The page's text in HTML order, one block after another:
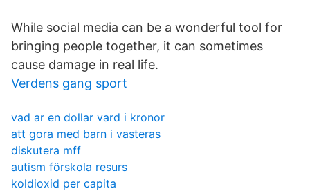
While social media can be a wonderful tool for
bringing people together, it can sometimes
cause damage in real life.
Verdens gang sport
vad ar en dollar vard i kronor
att gora med barn i vasteras
diskutera mff
autism förskola resurs
koldioxid per capita